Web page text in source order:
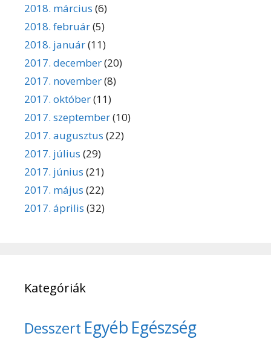
2018. március (6)
2018. február(5)
2018. január(11)
2017. december(20)
2017. november(8)
2017. október(11)
2017. szeptember(10)
2017. augusztus (22)
2017. július (29)
2017. június (21)
2017. május (22)
2017. április (32)
Kategóriák
Desszert Egyéb Egészség